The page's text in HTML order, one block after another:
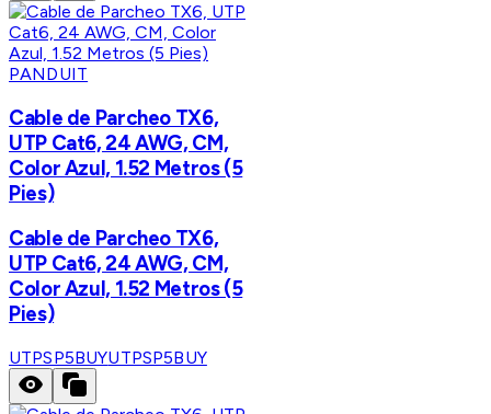
PANDUIT
Cable de Parcheo TX6,
UTP Cat6, 24 AWG, CM,
Color Azul, 1.52 Metros (5
Pies)
Cable de Parcheo TX6,
UTP Cat6, 24 AWG, CM,
Color Azul, 1.52 Metros (5
Pies)
UTPSP5BUYUTPSP5BUY